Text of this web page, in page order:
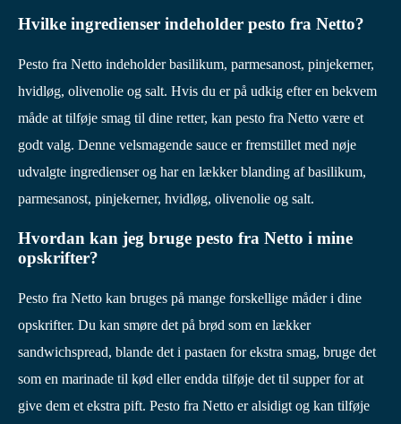
Hvilke ingredienser indeholder pesto fra Netto?
Pesto fra Netto indeholder basilikum, parmesanost, pinjekerner,
hvidløg, olivenolie og salt. Hvis du er på udkig efter en bekvem
måde at tilføje smag til dine retter, kan pesto fra Netto være et
godt valg. Denne velsmagende sauce er fremstillet med nøje
udvalgte ingredienser og har en lækker blanding af basilikum,
parmesanost, pinjekerner, hvidløg, olivenolie og salt.
Hvordan kan jeg bruge pesto fra Netto i mine
opskrifter?
Pesto fra Netto kan bruges på mange forskellige måder i dine
opskrifter. Du kan smøre det på brød som en lækker
sandwichspread, blande det i pastaen for ekstra smag, bruge det
som en marinade til kød eller endda tilføje det til supper for at
give dem et ekstra pift. Pesto fra Netto er alsidigt og kan tilføje